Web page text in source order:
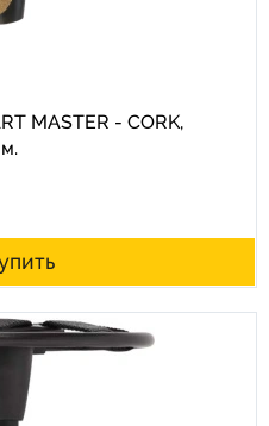
MASTER - CORK,